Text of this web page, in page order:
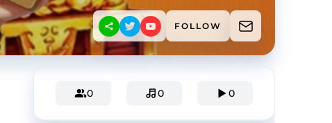
FOLLOW
0 0 0